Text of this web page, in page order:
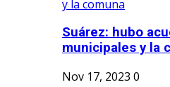
Suárez: hubo
municipales y la
Nov 17, 2023 0